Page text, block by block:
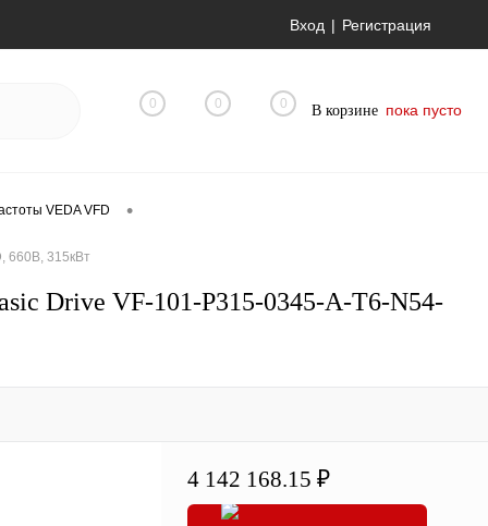
Вход Регистрация
0 0 0 В корзине пока пусто
VEDA VFD •
660В, 315кВт
Drive VF-101-P315-0345-A-T6-N54-
4 142 168.15 ₽